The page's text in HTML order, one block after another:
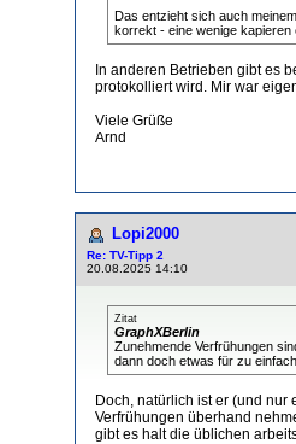
Das entzieht sich auch
korrekt - eine wenige kapieren
In anderen Betrieben gibt es
protokolliert wird. Mir war
Viele Grüße
Arnd
Lopi2000
Re: TV-Tipp 2
20.08.2025 14:10
Zitat
GraphXBerlin
Zunehmende Verfrühungen
dann doch etwas für zu
Doch, natürlich ist er (und nur
Verfrühungen überhand
gibt es halt die üblichen